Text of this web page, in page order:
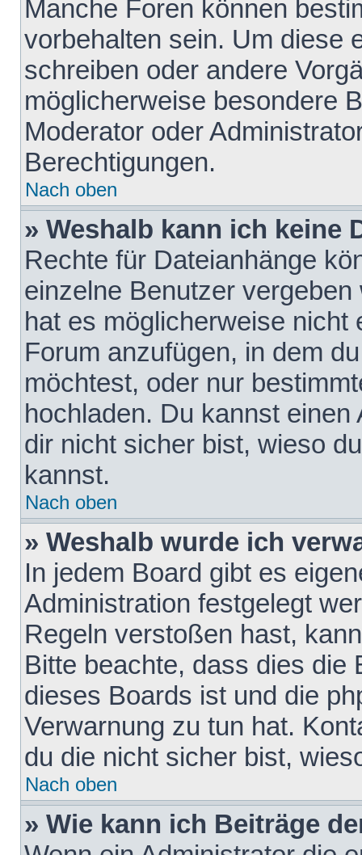
Manche Foren können
vorbehalten sein. Um diese
schreiben oder andere
möglicherweise besondere
Moderator oder
Berechtigungen.
Nach oben
» Weshalb kann ich keine
Rechte für Dateianhänge
einzelne Benutzer
hat es möglicherweise nicht
Forum anzufügen, in dem
möchtest, oder nur
hochladen. Du kannst
dir nicht sicher bist, wieso
kannst.
Nach oben
» Weshalb wurde ich
In jedem Board gibt es
Administration festgelegt
Regeln verstoßen hast,
Bitte beachte, dass dies die
dieses Boards ist und die
Verwarnung zu tun hat.
du die nicht sicher bist,
Nach oben
» Wie kann ich Beiträge